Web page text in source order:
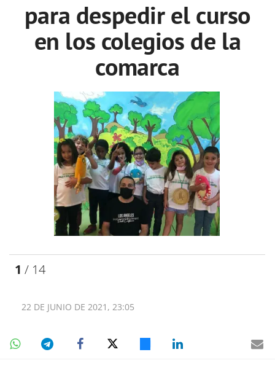
para despedir el curso
en los colegios de la
comarca
1 / 14
22 DE JUNIO DE 2021, 23:05